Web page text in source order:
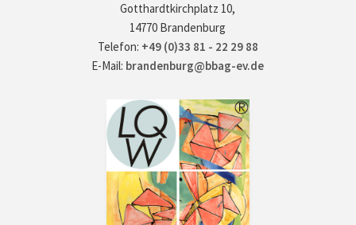
Gotthardtkirchplatz 10,
14770 Brandenburg
Telefon: +49 (0)33 81 - 22 29 88
E-Mail: brandenburg@bbag-ev.de